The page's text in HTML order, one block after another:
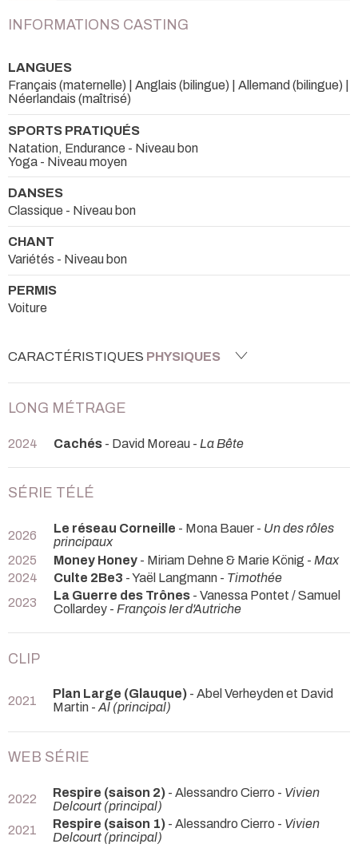
INFORMATIONS CASTING
LANGUES
Français (maternelle) | Anglais (bilingue) | Allemand (bilingue) |
Néerlandais (maîtrisé)
SPORTS PRATIQUÉS
Natation, Endurance - Niveau bon
Yoga - Niveau moyen
DANSES
Classique - Niveau bon
CHANT
Variétés - Niveau bon
PERMIS
Voiture
CARACTÉRISTIQUES PHYSIQUES
LONG MÉTRAGE
2024 Cachés - David Moreau - La Bête
SÉRIE TÉLÉ
2026 Le réseau Corneille - Mona Bauer - Un des rôles
principaux
2025
Money Honey - Miriam Dehne & Marie König - Max
2024
Culte 2Be3 - Yaël Langmann - Timothée
2023
La Guerre des Trônes - Vanessa Pontet / Samuel
Collardey - François Ier d'Autriche
CLIP
2021 Plan Large (Glauque) - Abel Verheyden et David
Martin - Al (principal)
WEB SÉRIE
2022 Respire (saison 2) - Alessandro Cierro - Vivien
Delcourt (principal)
2021
Respire (saison 1) - Alessandro Cierro - Vivien
Delcourt (principal)